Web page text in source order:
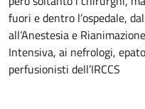
fuori e dentro l’ospedale,
all’Anestesia e
Intensiva, ai nefrologi,
perfusionisti dell’IRCCS